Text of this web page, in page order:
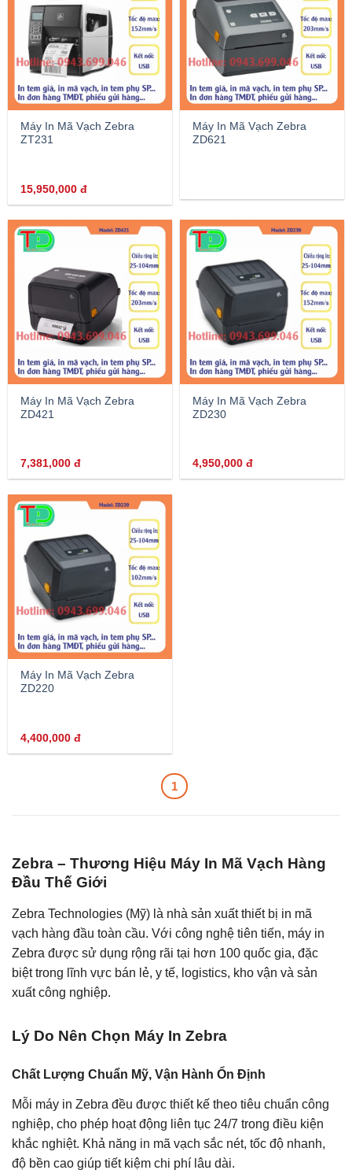
Máy In Mã Vạch Zebra
ZT231
15,950,000đ
Máy In Mã Vạch Zebra
ZD621
Máy In Mã Vạch Zebra
ZD421
7,381,000đ
Máy In Mã Vạch Zebra
ZD230
4,950,000đ
Máy In Mã Vạch Zebra
ZD220
4,400,000đ
1
Zebra – Thương Hiệu Máy In Mã Vạch Hàng
Đầu Thế Giới
Zebra Technologies (Mỹ) là nhà sản xuất thiết bị in mã
vạch hàng đầu toàn cầu. Với công nghệ tiên tiến, máy in
Zebra được sử dụng rộng rãi tại hơn 100 quốc gia, đặc
biệt trong lĩnh vực bán lẻ, y tế, logistics, kho vận và sản
xuất công nghiệp.
Lý Do Nên Chọn Máy In Zebra
Chất Lượng Chuẩn Mỹ, Vận Hành Ổn Định
Mỗi máy in Zebra đều được thiết kế theo tiêu chuẩn công
nghiệp, cho phép hoạt động liên tục 24/7 trong điều kiện
khắc nghiệt. Khả năng in mã vạch sắc nét, tốc độ nhanh,
độ bền cao giúp tiết kiệm chi phí lâu dài.